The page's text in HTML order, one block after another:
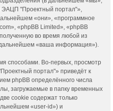
"Проектный портал"»,
«они», «программное
«phpBB Limited», «phpBB
во время любой из
«ваша информация»).
способами. Во-первых, просмотр
портал"» приведёт к
phpBB определённого числа
загружаемые в папку временных
cookie содержат только
«user-id») и